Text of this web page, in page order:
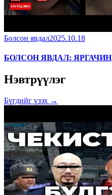
Болсон явдал2025.10.18
БОЛСОН ЯВДАЛ: ЯРГАЧИН
Нэвтрүүлэг
Бүгдийг үзэх →